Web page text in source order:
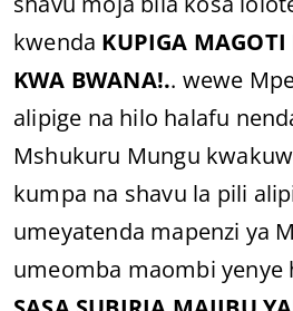
kwenda KUPIGA
KWA BWANA!.. wewe
alipige na hilo halafu
Mshukuru Mungu
kumpa na shavu la pili
umeyatenda mapenzi ya
umeomba maombi yenye